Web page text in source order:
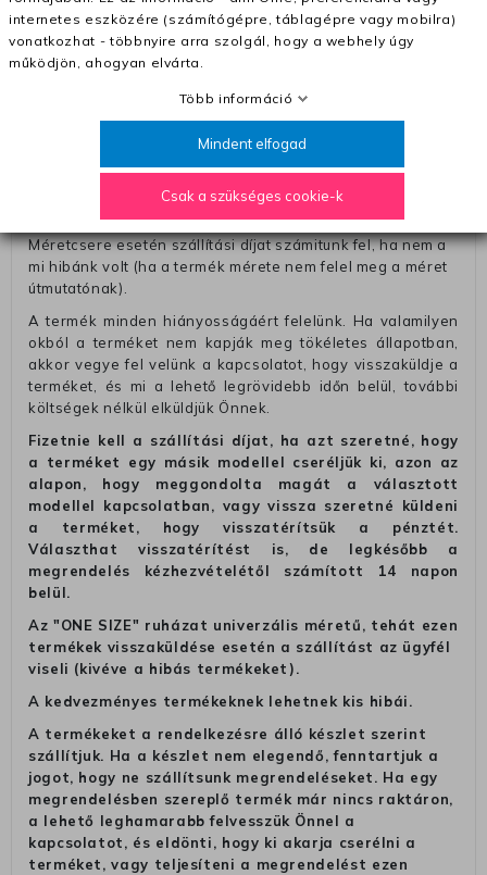
azonosítása érdekében tegyen egy megjegyzést, amelyre
felírja telefonszámát/rendelési számát. Az eljárás
egyszerűsítése érdekében kérjük, hogy erre a jegyre írja
2290 Ft, amelyet hozzáadunk a visszatérítő számlához.
– A termékeket bármilyen más futárral visszajuttathatja.
Ebben az esetben a szállítási díjat előre meg kell fizetnie a
Méretcsere esetén szállítási díjat számitunk fel, ha nem a
mi hibánk volt (ha a termék mérete nem felel meg a méret
útmutatónak).
A termék minden hiányosságáért felelünk. Ha valamilyen
okból a terméket nem kapják meg tökéletes állapotban,
akkor vegye fel velünk a kapcsolatot, hogy visszaküldje a
terméket, és mi a lehető legrövidebb időn belül, további
költségek nélkül elküldjük Önnek.
Fizetnie kell a szállítási díjat, ha azt szeretné, hogy
a terméket egy másik modellel cseréljük ki, azon az
alapon, hogy meggondolta magát a választott
modellel kapcsolatban, vagy vissza szeretné küldeni
a terméket, hogy visszatérítsük a pénztét.
Választhat visszatérítést is, de legkésőbb a
megrendelés kézhezvételétől számított 14 napon
belül.
Az "ONE SIZE" ruházat univerzális méretű, tehát ezen
termékek visszaküldése esetén a szállítást az ügyfél
viseli (kivéve a hibás termékeket).
A kedvezményes termékeknek lehetnek kis hibái.
A termékeket a rendelkezésre álló készlet szerint
szállítjuk. Ha a készlet nem elegendő, fenntartjuk a
jogot, hogy ne szállítsunk megrendeléseket. Ha egy
megrendelésben szereplő termék már nincs raktáron,
a lehető leghamarabb felvesszük Önnel a
kapcsolatot, és eldönti, hogy ki akarja cserélni a
terméket, vagy teljesíteni a megrendelést ezen
internetes eszközére (számítógépre, táblagépre vagy mobilra)
vonatkozhat - többnyire arra szolgál, hogy a webhely úgy
működjön, ahogyan elvárta.
Több információ
Mindent elfogad
Csak a szükséges cookie-k